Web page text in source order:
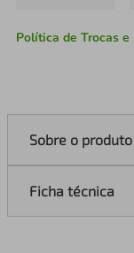
Política de Trocas
Sobre o produto
Ficha técnica